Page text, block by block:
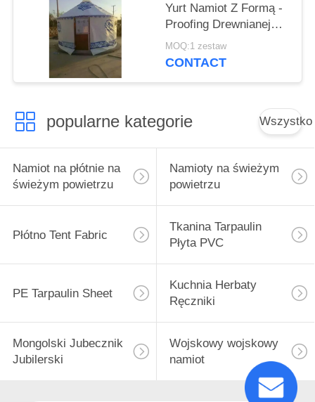
Yurt Namiot Z Formą -
Proofing Drewnianej
Konstrukcji ramy
MOQ:1 zestaw
CONTACT
popularne kategorie Wszystko
Namiot na płótnie na
świeżym powietrzu
Namioty na świeżym
powietrzu
Płótno Tent Fabric
Tkanina Tarpaulin
Płyta PVC
PE Tarpaulin Sheet
Kuchnia Herbaty
Ręczniki
Mongolski Jubecznik
Jubilerski
Wojskowy wojskowy
namiot